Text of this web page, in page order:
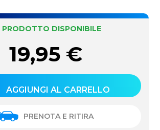
PRODOTTO DISPONIBILE
19,95 €
AGGIUNGI AL CARRELLO
PRENOTA E RITIRA